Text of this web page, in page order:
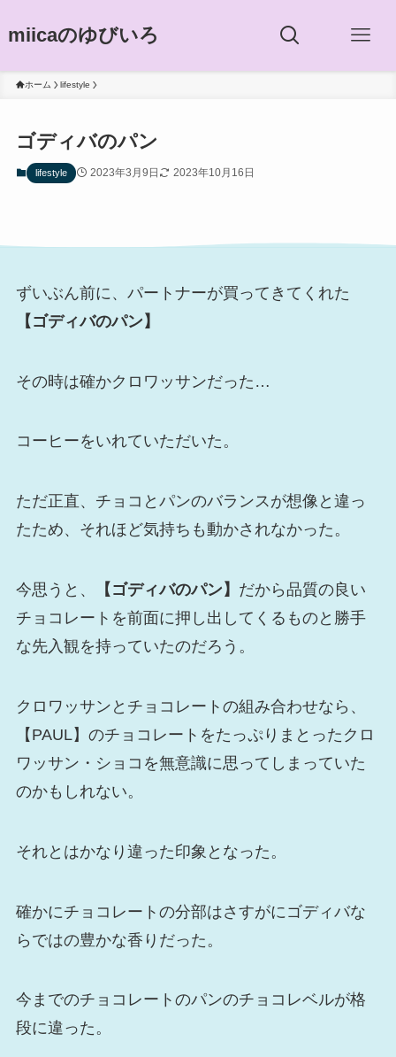
miicaのゆびいろ
ホーム lifestyle
ゴディバのパン
lifestyle 2023年3月9日 2023年10月16日
ずいぶん前に、パートナーが買ってきてくれた
【ゴディバのパン】
その時は確かクロワッサンだった…
コーヒーをいれていただいた。
ただ正直、チョコとパンのバランスが想像と違っ
たため、それほど気持ちも動かされなかった。
今思うと、 【ゴディバのパン】 だから品質の良い
チョコレートを前面に押し出してくるものと勝手
な先入観を持っていたのだろう。
クロワッサンとチョコレートの組み合わせなら、
【PAUL】のチョコレートをたっぷりまとったクロ
ワッサン・ショコを無意識に思ってしまっていた
のかもしれない。
それとはかなり違った印象となった。
確かにチョコレートの分部はさすがにゴディバな
らではの豊かな香りだった。
今までのチョコレートのパンのチョコレベルが格
段に違った。